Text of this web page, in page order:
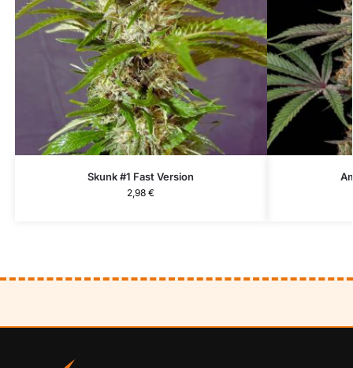
Skunk #1 Fast Version
2,98€